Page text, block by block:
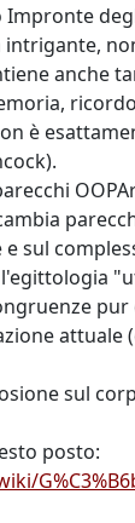
Impronte
intrigante,
anche
è
sul
pur
attuale
sul
posto: